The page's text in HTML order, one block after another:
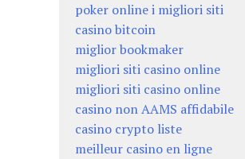
poker online i migliori siti
casino bitcoin
miglior bookmaker
migliori siti casino online
migliori siti casino online
casino non AAMS affidabile
casino crypto liste
meilleur casino en ligne